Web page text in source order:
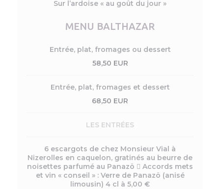
Sur l’ardoise « au goût du jour »
MENU BALTHAZAR
Entrée, plat, fromages ou dessert
58,50 EUR
Entrée, plat, fromages et dessert
68,50 EUR
LES ENTRÉES
6 escargots de chez Monsieur Vial à
Nizerolles en caquelon, gratinés au beurre de
noisettes parfumé au Panazö  Accords mets
et vin « conseil » : Verre de Panazö (anisé
limousin) 4 cl à 5,00 €